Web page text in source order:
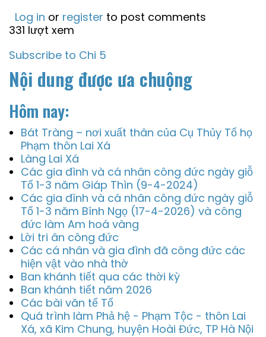
Log in or register to post comments
331 lượt xem
Subscribe to Chi 5
Nội dung được ưa chuộng
Hôm nay:
Bát Tràng – nơi xuất thân của Cụ Thủy Tổ họ
Phạm thôn Lai Xá
Làng Lai Xá
Các gia đình và cá nhân công đức ngày giỗ
Tổ 1-3 năm Giáp Thìn (9-4-2024)
Các gia đình và cá nhân công đức ngày giỗ
Tổ 1-3 năm Bính Ngọ (17-4-2026) và công
đức làm Am hoá vàng
Lời tri ân công đức
Các cá nhân và gia đình đã công đức các
hiện vật vào nhà thờ
Ban khánh tiết qua các thời kỳ
Ban khánh tiết năm 2026
Các bài văn tế Tổ
Quá trình làm Phả hệ - Phạm Tộc - thôn Lai
Xá, xã Kim Chung, huyện Hoài Đức, TP Hà Nội